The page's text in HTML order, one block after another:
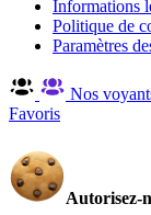
Informations
Politique de
Paramètres
Nos
Favoris
Autorisez-